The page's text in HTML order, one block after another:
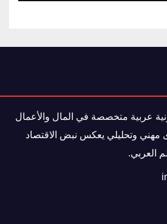
عربية متخصصة في المال والأعمال
مهني وتحليلي يعكس نبض الاقتصاد
العربي.